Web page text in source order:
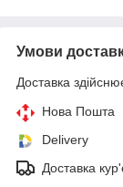
Умови
Доставка
Нова Пошта
Delivery
Доставка